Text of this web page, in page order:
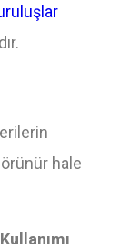
hale